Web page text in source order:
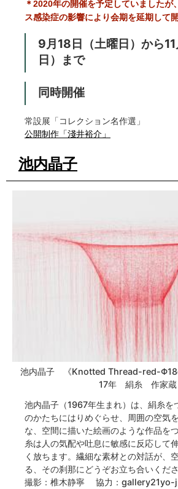
＊2020年の開催を予定していましたが
ス感染症の影響により会期を延期して
9月18日（土曜日）から
日）まで
同時開催
常設展「コレクション名作選」
公開制作「淺井裕介」
池内晶子
池内晶子 《Knotted Thread-red-
17年 絹糸 作家蔵
池内晶子（1967年生まれ）は、絹糸を
のかたちにはりめぐらせ、周囲の空気
な、空間に描いた絵画のような作品を
糸は人の気配や吐息に敏感に反応して
く放ちます。繊細な素材との対話が、
る、その刹那にどうぞお立ち合いくださ
撮影：椎木静寧 協力：gallery21yo-j